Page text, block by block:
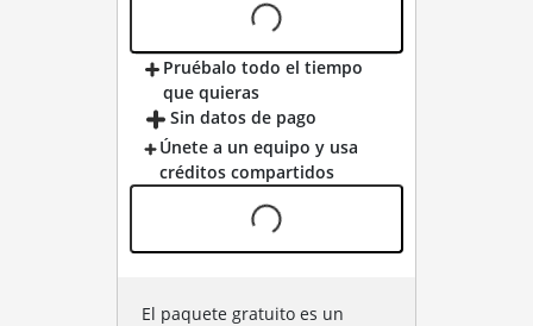
Pruébalo todo el tiempo
que quieras
Sin datos de pago
Únete a un equipo y usa
créditos compartidos
El paquete gratuito es un